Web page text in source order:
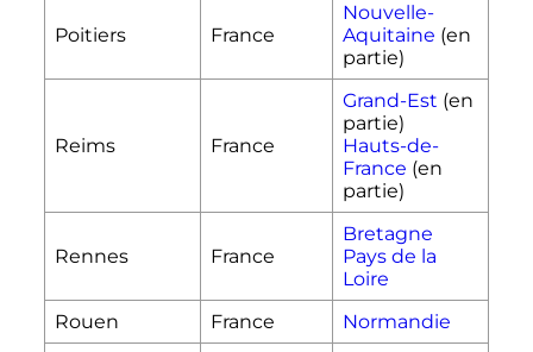
Poitiers France
Nouvelle-
Aquitaine (en
partie)
Reims France
Grand-Est (en
partie)
Hauts-de-
France (en
partie)
Rennes France
Bretagne
Pays de la
Loire
Rouen
France Normandie